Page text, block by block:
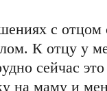
с отцом
К отцу у
сейчас
на маму и